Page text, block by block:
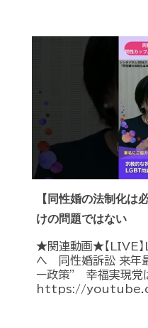
【同性婚の法制化は
けの問題ではない
★関連動画★【LIVE
へ 同性婚訴訟 来年
ー政策” 幸福実現党
https://